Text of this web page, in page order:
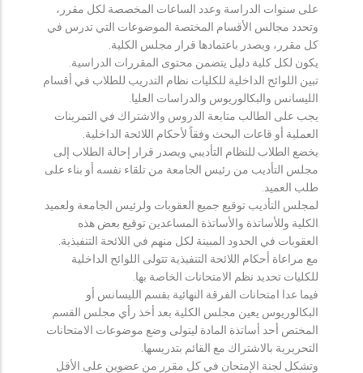
على سنوات الدراسة وعدد الساعات المخصصة لكل مقرر،
وتحدد مجالس الأقسام المختصة الموضوعات التي تدرس في
كل مقرر، ويصدر باعتمادها قرار مجلس الكلية.
يكون لكل كلية دليل يتضمن محتوى المقررات الدراسية.
تبين اللوائح الداخلية للكليات نظام التدريب للطلاب في أقسام
الليسانس والبكالوريوس والدراسات العليا.
يجب على الطالب متابعة الدروس والاشتراك في التمرينات
العملية أو قاعات البحث وفقاً لأحكام اللائحة الداخلية.
يخضع الطلاب للنظام التأديبي ويصدر قرار إحالة الطلاب إلى
مجلس التأديب من رئيس الجامعة من تلقاء نفسه أو بناء على
طلب العميد.
لمجلس التأديب توقيع جميع العقوبات ولرئيس الجامعة ولعميد
الكلية وللأساتذة والأساتذة المساعدين توقيع بعض هذه
العقوبات في الحدود المبينة لكل منهم في اللائحة التنفيذية.
مع مراعاة أحكام اللائحة التنفيذية تتولى اللوائح الداخلية
للكليات تحديد نظم الامتحانات الخاصة بها.
فيما عدا امتحانات الفرقة النهائية بقسم الليسانس أو
البكالوريوس يعين مجلس الكلية بعد أخذ رأي مجلس القسم
المختص أحد أساتذة المادة ليتولى وضع موضوعات الامتحانات
التحريرية بالاشتراك مع القائم بتدريسها.
وتشكل لجنة الإمتحان في كل مقرر من عضوين على الأقل